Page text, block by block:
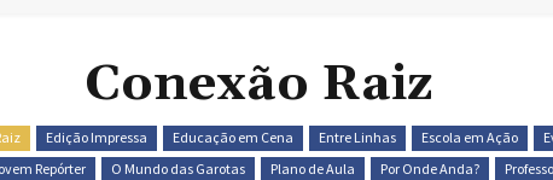
Conexão Raiz
Edição Impressa Educação em Cena Entre Linhas Escola em Ação
Repórter O Mundo das Garotas Plano de Aula Por Onde Anda?